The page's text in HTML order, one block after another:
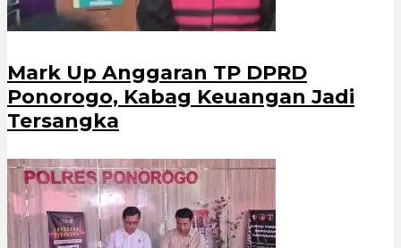
Mark Up Anggaran TP DPRD
Ponorogo, Kabag Keuangan Jadi
Tersangka